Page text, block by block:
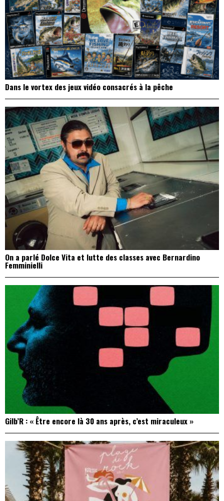
Dans le vortex des jeux vidéo consacrés à la pêche
On a parlé Dolce Vita et lutte des classes avec Bernardino
Femminielli
Gilb’R : « Être encore là 30 ans après, c’est miraculeux »